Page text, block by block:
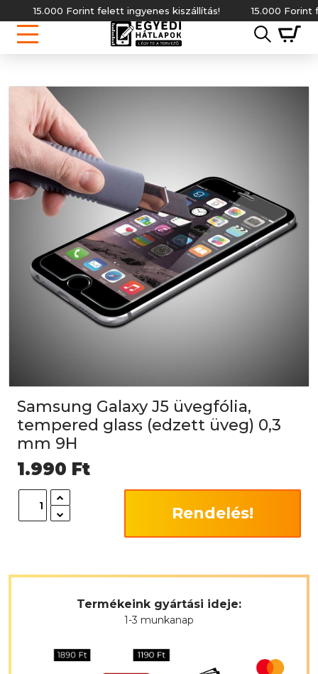
15.000 Forint felett ingyenes kiszállítás! 15.000 Forint
Samsung Galaxy J5 üvegfólia,
tempered glass (edzett üveg) 0,3
mm 9H
1.990 Ft
Rendelés!
Termékeink gyártási ideje:
1-3 munkanap